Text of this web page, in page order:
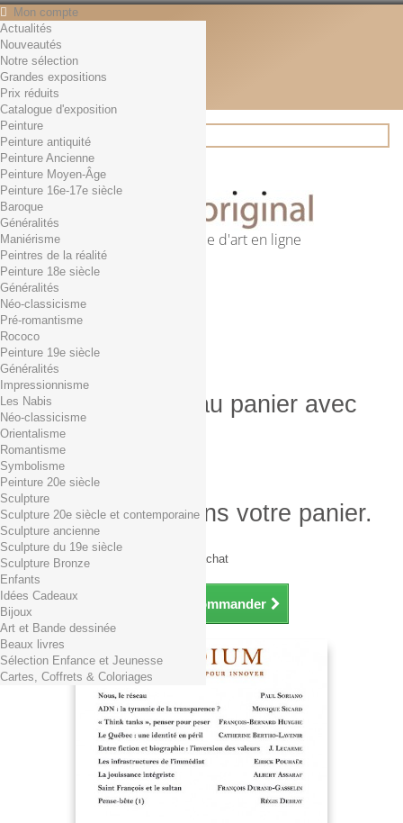
Mon compte
Contact
Français
English
Français
Actualités
Rechercher
Première librairie d'art en ligne
Panier (vide)
Aucun produit
0,01€ dès 29€ d'achat
0,00 € Total
Commander
Produit ajouté au panier avec
succès
Quantité
Total
Il y a 1 produit dans votre panier.
Total produits TTC
Frais de port TTC
0,01€ dès 29€ d'achat
Total TTC
Continuer mes achats Commander
Actualités
Nouveautés
Notre sélection
Grandes expositions
Prix réduits
Catalogue d'exposition
Peinture
Peinture antiquité
Peinture Ancienne
Peinture Moyen-Âge
Peinture 16e-17e siècle
Baroque
Généralités
Maniérisme
Peintres de la réalité
Peinture 18e siècle
Généralités
Néo-classicisme
Pré-romantisme
Rococo
Peinture 19e siècle
Généralités
Impressionnisme
Les Nabis
Néo-classicisme
Orientalisme
Romantisme
Symbolisme
Peinture 20e siècle
Sculpture
Sculpture 20e siècle et contemporaine
Sculpture ancienne
Sculpture du 19e siècle
Sculpture Bronze
Enfants
Idées Cadeaux
Bijoux
Art et Bande dessinée
Beaux livres
Sélection Enfance et Jeunesse
Cartes, Coffrets & Coloriages